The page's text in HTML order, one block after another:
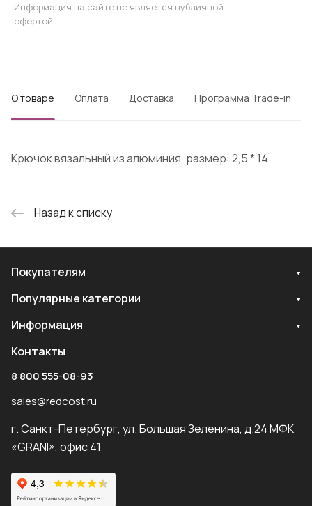
Информация на сайте не является публичной
офертой.
О товаре Оплата Доставка Программа Trade-in
Крючок вязальный из алюминия, размер: 2,5 * 14
Назад к списку
Покупателям
Популярные категории
Информация
Контакты
8 800 555-08-93
sales@redcost.ru
г. Санкт-Петербург, ул. Большая Зеленина, д.24 МФК
«GRANI», офис 41